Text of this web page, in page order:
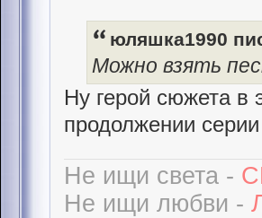
юляшка1990
Можно взять
Ну герой сюжета в
продолжении
Не ищи света -
Не ищи любви -